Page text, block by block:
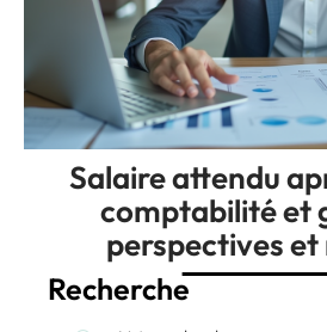
Salaire attendu
comptabilité et
perspectives
Recherche